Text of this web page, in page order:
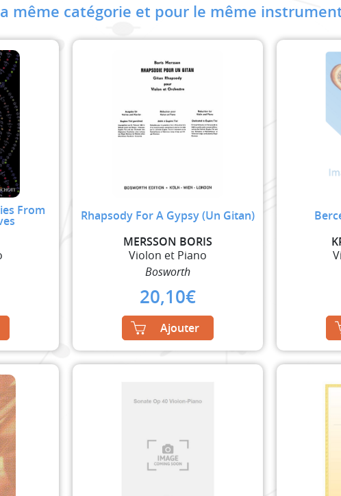
même catégorie et pour le même
From
Rhapsody For A Gypsy (Un Gitan)
MERSSON BORIS
Violon et Piano
Bosworth
20,10€
Ajouter